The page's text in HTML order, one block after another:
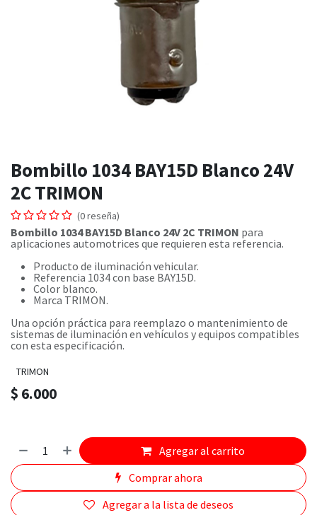
Bombillo 1034 BAY15D Blanco 24V
2C TRIMON
(0 reseña)
Bombillo 1034 BAY15D Blanco 24V 2C TRIMON para
aplicaciones automotrices que requieren esta referencia.
Producto de iluminación vehicular.
Referencia 1034 con base BAY15D.
Color blanco.
Marca TRIMON.
Una opción práctica para reemplazo o mantenimiento de
sistemas de iluminación en vehículos y equipos compatibles
con esta especificación.
TRIMON
$ 6.000
Agregar al carrito
Comprar ahora
Agregar a la lista de deseos